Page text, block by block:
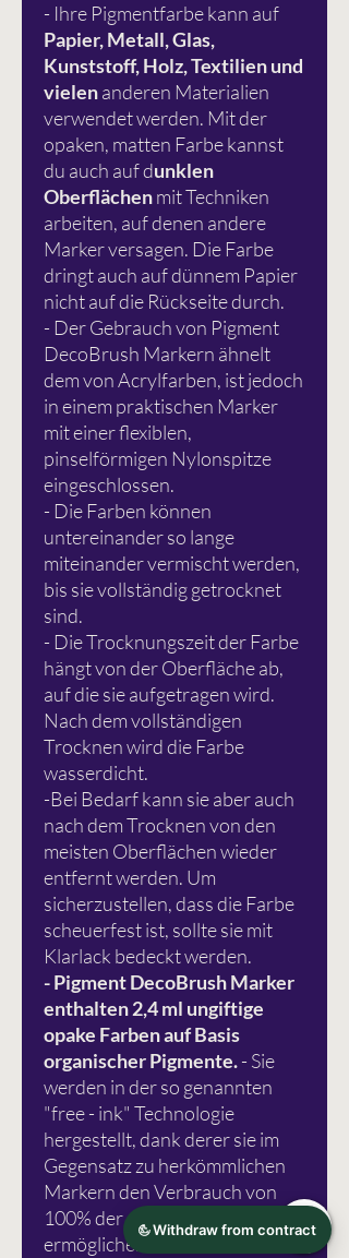
- Ihre Pigmentfarbe kann auf
Papier, Metall, Glas,
Kunststoff, Holz, Textilien und
vielenanderen Materialien
verwendet werden. Mit der
opaken, matten Farbe kannst
du auch auf dunklen
Oberflächenmit Techniken
arbeiten, auf denen andere
Marker versagen. Die Farbe
dringt auch auf dünnem Papier
nicht auf die Rückseite durch.
- Der Gebrauch von Pigment
DecoBrush Markern ähnelt
dem von Acrylfarben, ist jedoch
in einem praktischen Marker
mit einer flexiblen,
pinselförmigen Nylonspitze
eingeschlossen.
- Die Farben können
untereinander so lange
miteinander vermischt werden,
bis sie vollständig getrocknet
sind.
- Die Trocknungszeit der Farbe
hängt von der Oberfläche ab,
auf die sie aufgetragen wird.
Nach dem vollständigen
Trocknen wird die Farbe
wasserdicht.
-Bei Bedarf kann sie aber auch
nach dem Trocknen von den
meisten Oberflächen wieder
entfernt werden. Um
sicherzustellen, dass die Farbe
scheuerfest ist, sollte sie mit
Klarlack bedeckt werden.
- Pigment DecoBrush Marker
enthalten 2,4 ml ungiftige
opake Farben auf Basis
organischer Pigmente.- Sie
werden in der so genannten
"free - ink" Technologie
hergestellt, dank derer sie im
Gegensatz zu herkömmlichen
Markern den Verbrauch von
100% der enthaltenen Farbe
ermöglichen.